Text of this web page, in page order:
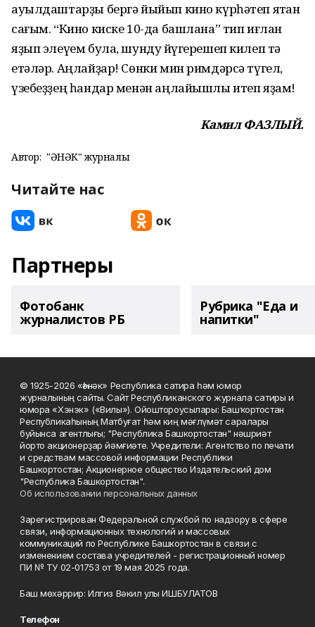
ауылдаштарҙы бергә йыйып кино күрһәтеп ятҡан
сағым. “Кино киске 10-да башлана” тип иғлан
яҙып элеүем була, шундуҡ йүгерешеп килеп тә
етәләр. Аңлайҙар! Сөнки мин римдәрсә түгел,
үзебеҙҙең һандар менән аңлайышлы итеп яҙам!
Камил ФАЗЛЫЙ.
Автор: "ҺӘНӘК" журналы
Читайте нас
Партнеры
Фотобанк
журналистов РБ
Рубрика "Еда и
напитки"
© 1925-2026 «Һәнәк» Республика сатира һәм юмор
журналының сайты. Сайт Республиканского журнала сатиры и
юмора «Хэнэк» («Вилы»). Ойоштороусылары: Башҡортостан
Республикаһының Матбуғат һәм киң мәғлүмәт саралары
буйынса агентлығы; "Республика Башкортостан" нәшриәт
йорто акционерҙар йәмғиәте. Учредители: Агентство по печати
и средствам массовой информации Республики
Башкортостан; Акционерное общество Издательский дом
"Республика Башкортостан".
Об использовании персональных данных
Зарегистрирован Федеральной службой по надзору в сфере
связи, информационных технологий и массовых
коммуникаций по Республике Башкортостан в связи с
изменением состава учредителей - регистрационный номер
ПИ № ТУ 02-01753 от 19 мая 2025 года.
Баш мөхәррир: Илгиз Вәкил улы ИШБУЛАТОВ
Телефон